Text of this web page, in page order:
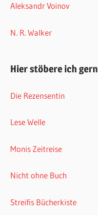
Aleksandr Voinov
N. R. Walker
Hier stöbere ich gern
Die Rezensentin
Lese Welle
Monis Zeitreise
Nicht ohne Buch
Streifis Bücherkiste